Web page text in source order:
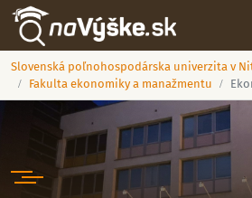
Slovenská poľnohospodárska univerzita v
Fakulta ekonomiky a manažmentu